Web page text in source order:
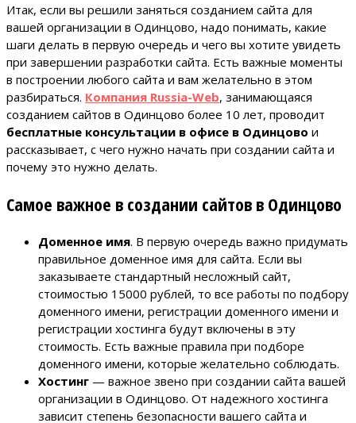
Итак, если вы решили заняться созданием сайта для
вашей организации в Одинцово, надо понимать, какие
шаги делать в первую очередь и чего вы хотите увидеть
при завершении разработки сайта. Есть важные моменты
в построении любого сайта и вам желательно в этом
разбираться. Компания Russia-Web, занимающаяся
созданием сайтов в Одинцово более 10 лет, проводит
бесплатные консультации в офисе в Одинцово и
рассказывает, с чего нужно начать при создании сайта и
почему это нужно делать.
Самое важное в создании сайтов в Одинцово
Доменное имя. В первую очередь важно придумать
правильное доменное имя для сайта. Если вы
заказываете стандартный несложный сайт,
стоимостью 15000 рублей, то все работы по подбору
доменного имени, регистрации доменного имени и
регистрации хостинга будут включены в эту
стоимость. Есть важные правила при подборе
доменного имени, которые желательно соблюдать.
Хостинг — важное звено при создании сайта вашей
организации в Одинцово. От надежного хостинга
зависит степень безопасности вашего сайта и